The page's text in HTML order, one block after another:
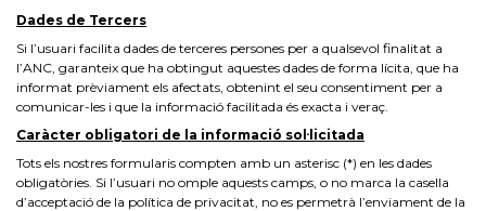
Dades de Tercers
Si l’usuari facilita dades de terceres persones per a qualsevol finalitat a
l’ANC, garanteix que ha obtingut aquestes dades de forma lícita, que ha
informat prèviament els afectats, obtenint el seu consentiment per a
comunicar-les i que la informació facilitada és exacta i veraç.
Caràcter obligatori de la informació sol·licitada
Tots els nostres formularis compten amb un asterisc (*) en les dades
obligatòries. Si l’usuari no omple aquests camps, o no marca la casella
d’acceptació de la política de privacitat, no es permetrà l’enviament de la